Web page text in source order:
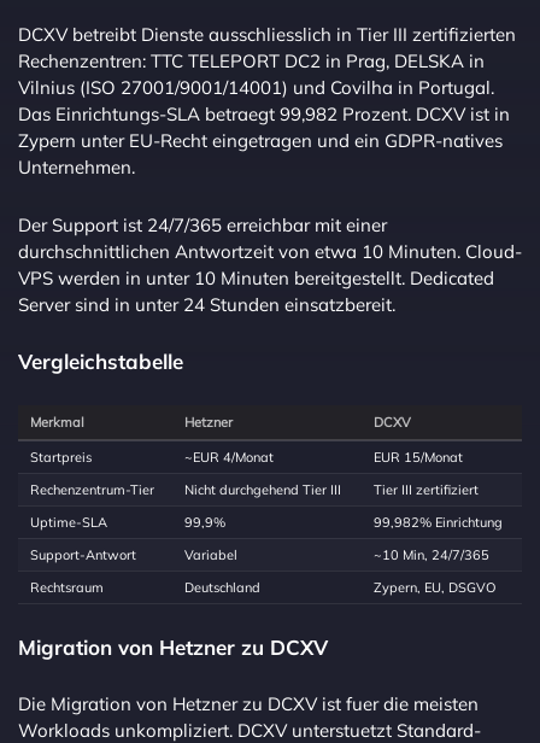
DCXV betreibt Dienste ausschliesslich in Tier III zertifizierten
Rechenzentren: TTC TELEPORT DC2 in Prag, DELSKA in
Vilnius (ISO 27001/9001/14001) und Covilha in Portugal.
Das Einrichtungs-SLA betraegt 99,982 Prozent. DCXV ist in
Zypern unter EU-Recht eingetragen und ein GDPR-natives
Unternehmen.
Der Support ist 24/7/365 erreichbar mit einer
durchschnittlichen Antwortzeit von etwa 10 Minuten. Cloud-
VPS werden in unter 10 Minuten bereitgestellt. Dedicated
Server sind in unter 24 Stunden einsatzbereit.
Vergleichstabelle
Merkmal Hetzner DCXV
Startpreis ~EUR 4/Monat
EUR 15/Monat
Rechenzentrum-Tier
Nicht durchgehend Tier III
Tier III zertifiziert
Uptime-SLA
99,9%
99,982% Einrichtung
Support-Antwort
Variabel
~10 Min, 24/7/365
Rechtsraum
Deutschland Zypern, EU, DSGVO
Migration von Hetzner zu DCXV
Die Migration von Hetzner zu DCXV ist fuer die meisten
Workloads unkompliziert. DCXV unterstuetzt Standard-